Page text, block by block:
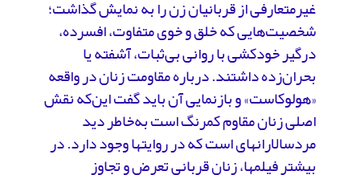
غیرمتعارفی از قربانیان زن را به نمایش گذاشت؛
شخصیت‌هایی که خلق و خوی متفاوت، افسرده،
درگیر خودکشی با روانی بی‌ثبات، آشفته یا
بحران‌زده داشتند. درباره مقاومت زنان در واقعه
«هولوکاست» و بازنمایی آن باید گفت این‌که نقش
اصلی زنان مقاوم کمرنگ است به‌خاطر دید
مردسالارانه­ای است که در روایت­ها وجود دارد. در
بیشتر فیلم­ها، زنان قربانی تعرض و تجاوز